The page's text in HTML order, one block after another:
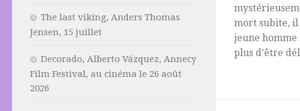
mort subite, il
jeune
plus d’être
The last viking, Anders Thomas
Jensen, 15 juillet
Decorado, Alberto Vázquez, Annecy
Film Festival, au cinéma le 26 août
2026